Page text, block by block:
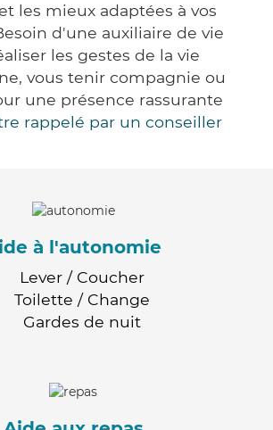
les mieux adaptées à vos
d'une auxiliaire de vie
les gestes de la vie
vous tenir compagnie ou
une présence rassurante
rappelé par un conseiller
à l'autonomie
Lever / Coucher
Toilette / Change
Gardes de nuit